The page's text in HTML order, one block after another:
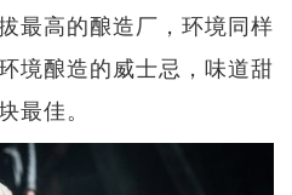
最高的酿造厂，环境同样
境酿造的威士忌，味道甜
最佳。